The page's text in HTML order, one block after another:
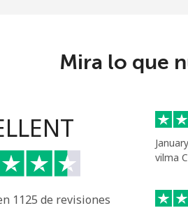
French PolynesiaMira lo que
1125 de revisiones
vilma